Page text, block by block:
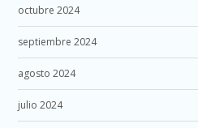
octubre 2024
septiembre 2024
agosto 2024
julio 2024